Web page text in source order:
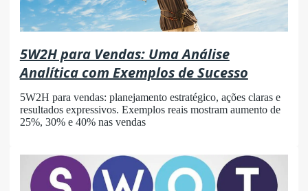
5W2H para Vendas: Uma Análise
Analítica com Exemplos de Sucesso
5W2H para vendas: planejamento estratégico, ações claras e
resultados expressivos. Exemplos reais mostram aumento de
25%, 30% e 40% nas vendas